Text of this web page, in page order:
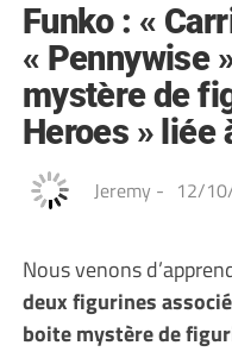
Funko : «
« Pennywise
mystère de
Heroes » liée
Jeremy - 12/
Nous venons
deux figurines
boite mystère de